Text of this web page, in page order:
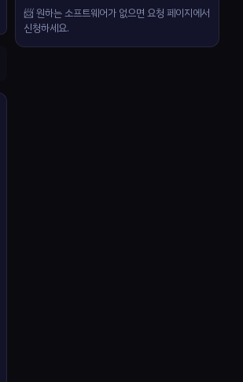
📨 원하는 소프트웨어가 없으면 요청 페이지에서
신청하세요.